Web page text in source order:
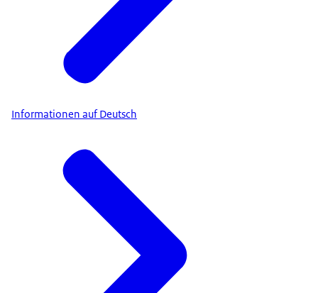
Informationen auf Deutsch